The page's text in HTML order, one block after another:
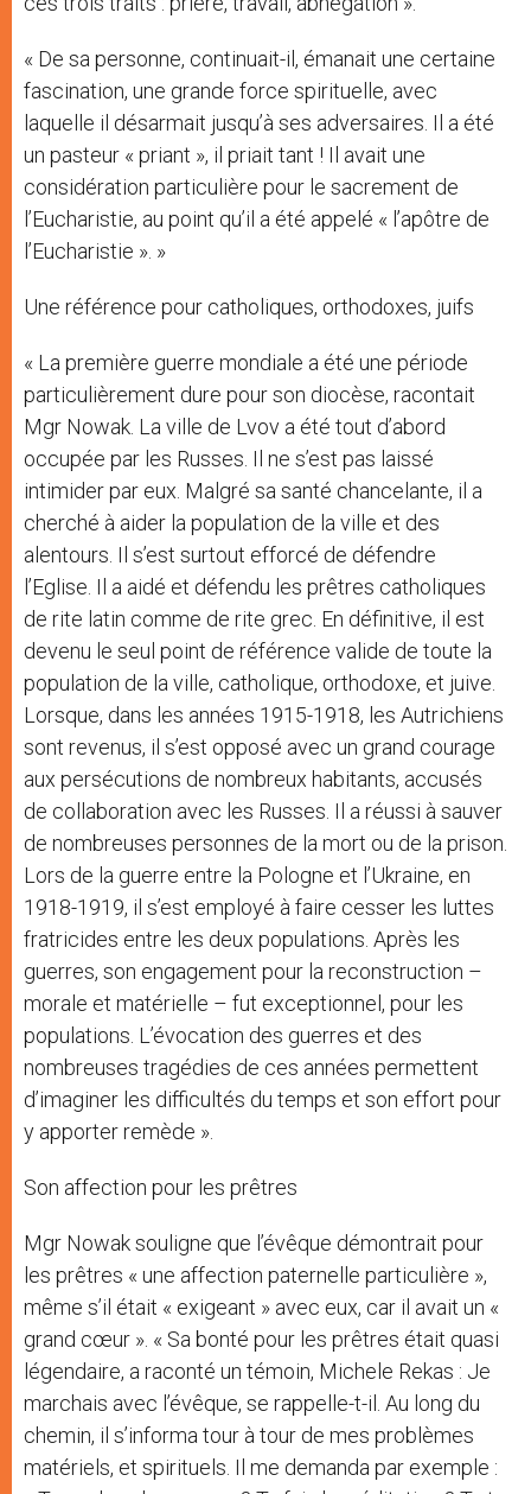
« De sa personne, continuait-il, émanait une certaine
fascination, une grande force spirituelle, avec
laquelle il désarmait jusqu’à ses adversaires. Il a été
un pasteur « priant », il priait tant ! Il avait une
considération particulière pour le sacrement de
l’Eucharistie, au point qu’il a été appelé « l’apôtre de
l’Eucharistie ». »
Une référence pour catholiques, orthodoxes, juifs
« La première guerre mondiale a été une période
particulièrement dure pour son diocèse, racontait
Mgr Nowak. La ville de Lvov a été tout d’abord
occupée par les Russes. Il ne s’est pas laissé
intimider par eux. Malgré sa santé chancelante, il a
cherché à aider la population de la ville et des
alentours. Il s’est surtout efforcé de défendre
l’Eglise. Il a aidé et défendu les prêtres catholiques
de rite latin comme de rite grec. En définitive, il est
devenu le seul point de référence valide de toute la
population de la ville, catholique, orthodoxe, et juive.
Lorsque, dans les années 1915-1918, les Autrichiens
sont revenus, il s’est opposé avec un grand courage
aux persécutions de nombreux habitants, accusés
de collaboration avec les Russes. Il a réussi à sauver
de nombreuses personnes de la mort ou de la prison.
Lors de la guerre entre la Pologne et l’Ukraine, en
1918-1919, il s’est employé à faire cesser les luttes
fratricides entre les deux populations. Après les
guerres, son engagement pour la reconstruction –
morale et matérielle – fut exceptionnel, pour les
populations. L’évocation des guerres et des
nombreuses tragédies de ces années permettent
d’imaginer les difficultés du temps et son effort pour
y apporter remède ».
Son affection pour les prêtres
Mgr Nowak souligne que l’évêque démontrait pour
les prêtres « une affection paternelle particulière »,
même s’il était « exigeant » avec eux, car il avait un «
grand cœur ». « Sa bonté pour les prêtres était quasi
légendaire, a raconté un témoin, Michele Rekas : Je
marchais avec l’évêque, se rappelle-t-il. Au long du
chemin, il s’informa tour à tour de mes problèmes
matériels, et spirituels. Il me demanda par exemple :